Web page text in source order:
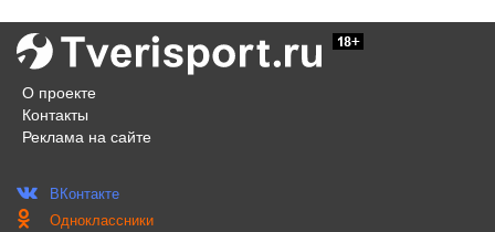
О проекте
Контакты
Реклама на сайте
ВКонтакте
Одноклассники